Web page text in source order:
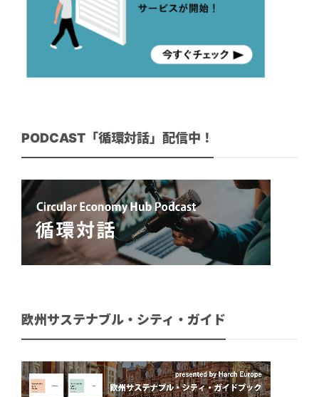
PODCAST「循環対話」配信中！
欧州サステナブル・シティ・ガイド